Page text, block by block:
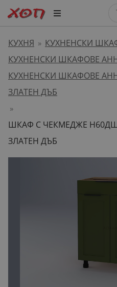
КУХНЯ » КУХНЕНСКИ
КУХНЕНСКИ ШКАФОВЕ
КУХНЕНСКИ ШКАФОВЕ
ЗЛАТЕН ДЪБ
»
ШКАФ С ЧЕКМЕДЖЕ
ЗЛАТЕН ДЪБ